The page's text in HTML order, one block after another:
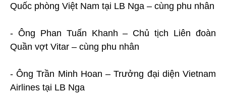
Quốc phòng Việt Nam tại LB Nga – cùng phu nhân
- Ông Phan Tuấn Khanh – Chủ tịch Liên đoàn
Quần vợt Vitar – cùng phu nhân
- Ông Trần Minh Hoan – Trưởng đại diện Vietnam
Airlines tại LB Nga